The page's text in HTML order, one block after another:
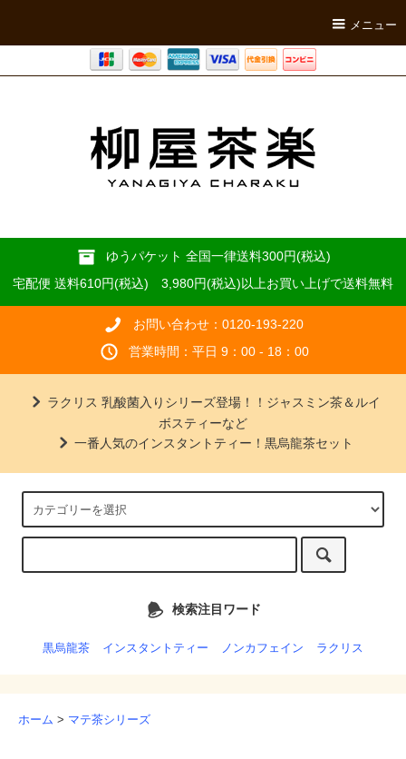
メニュー
ゆうパケット 全国一律送料300円(税込)
宅配便 送料610円(税込) 3,980円(税込)以上お買い上げで送料無料
お問い合わせ：0120-193-220
営業時間：平日 9：00 - 18：00
ラクリス 乳酸菌入りシリーズ登場！！ジャスミン茶＆ルイ
ボスティーなど
一番人気のインスタントティー！黒烏龍茶セット
検索注目ワード
黒烏龍茶 インスタントティー ノンカフェイン ラクリス
ホーム > マテ茶シリーズ